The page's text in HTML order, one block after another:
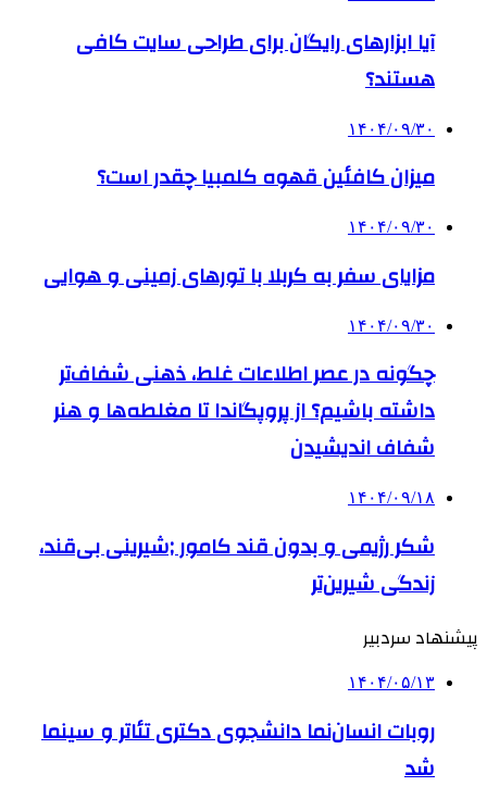
آیا ابزارهای رایگان برای طراحی سایت کافی
هستند؟
۱۴۰۴/۰۹/۳۰
میزان کافئین قهوه کلمبیا چقدر است؟
۱۴۰۴/۰۹/۳۰
مزایای سفر به کربلا با تورهای زمینی و هوایی
۱۴۰۴/۰۹/۳۰
چگونه در عصر اطلاعات غلط، ذهنی شفاف‌تر
داشته باشیم؟ از پروپگاندا تا مغلطه‌ها و هنر
شفاف اندیشیدن
۱۴۰۴/۰۹/۱۸
شکر رژیمی و بدون قند کامور ;شیرینی بی‌قند،
زندگی شیرین‌تر
پیشنهاد سردبیر
۱۴۰۴/۰۵/۱۳
روبات انسان‌نما دانشجوی دکتری تئاتر و سینما
شد